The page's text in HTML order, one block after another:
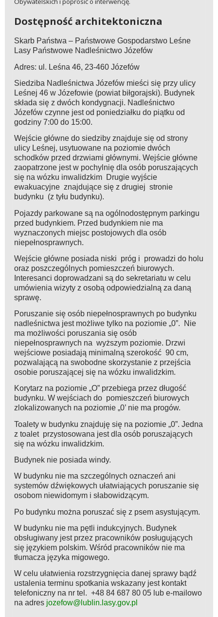
Dostępność architektoniczna
Skarb Państwa – Państwowe Gospodarstwo Leśne
Lasy Państwowe Nadleśnictwo Józefów
Adres: ul. Leśna 46, 23-460 Józefów
Siedziba Nadleśnictwa Józefów mieści się przy ulicy
Leśnej 46 w Józefowie (powiat biłgorajski). Budynek
składa się z dwóch kondygnacji. Nadleśnictwo
Józefów czynne jest od poniedziałku do piątku od
godziny 7:00 do 15:00.
Wejście główne do siedziby znajduje się od strony
ulicy Leśnej, usytuowane na poziomie dwóch
schodków przed drzwiami głównymi. Wejście główne
zaopatrzone jest w pochylnię dla osób poruszających
się na wózku inwalidzkim Drugie wyjście
ewakuacyjne znajdujące się z drugiej stronie
budynku (z tyłu budynku).
Pojazdy parkowane są na ogólnodostępnym parkingu
przed budynkiem. Przed budynkiem nie ma
wyznaczonych miejsc postojowych dla osób
niepełnosprawnych.
Wejście główne posiada niski próg i prowadzi do holu
oraz poszczególnych pomieszczeń biurowych.
Interesanci doprowadzani są do sekretariatu w celu
umówienia wizyty z osobą odpowiedzialną za daną
sprawę.
Poruszanie się osób niepełnosprawnych po budynku
nadleśnictwa jest możliwe tylko na poziomie „0”. Nie
ma możliwości poruszania się osób
niepełnosprawnych na wyższym poziomie. Drzwi
wejściowe posiadają minimalną szerokość 90 cm,
pozwalającą na swobodne skorzystanie z przejścia
osobie poruszającej się na wózku inwalidzkim.
Korytarz na poziomie „O” przebiega przez długość
budynku. W wejściach do pomieszczeń biurowych
zlokalizowanych na poziomie „0’ nie ma progów.
Toalety w budynku znajduję się na poziomie „0”. Jedna
z toalet przystosowana jest dla osób poruszających
się na wózku inwalidzkim.
Budynek nie posiada windy.
W budynku nie ma szczególnych oznaczeń ani
systemów dźwiękowych ułatwiających poruszanie się
osobom niewidomym i słabowidzącym.
Po budynku można poruszać się z psem asystującym.
W budynku nie ma pętli indukcyjnych. Budynek
obsługiwany jest przez pracowników posługujących
się językiem polskim. Wśród pracowników nie ma
tłumacza języka migowego.
W celu ułatwienia rozstrzygnięcia danej sprawy bądź
ustalenia terminu spotkania wskazany jest kontakt
telefoniczny na nr tel. +48 84 687 80 05 lub e-mailowo
na adres jozefow@lublin.lasy.gov.pl